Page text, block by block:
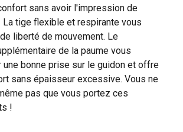
sans avoir l'impression de
La tige flexible et respirante vous
liberté de mouvement. Le
de la paume vous
une bonne prise sur le guidon et offre
sans épaisseur excessive. Vous ne
pas que vous portez ces
!